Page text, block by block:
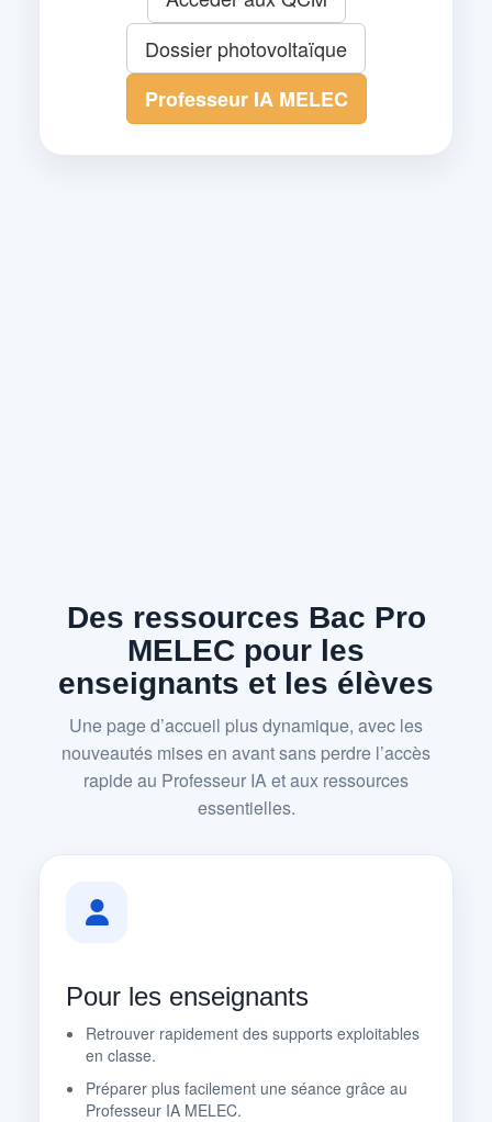
Dossier photovoltaïque
Professeur IA MELEC
Des ressources Bac Pro
MELEC pour les
enseignants et les élèves
Une page d’accueil plus dynamique, avec les
nouveautés mises en avant sans perdre l’accès
rapide au Professeur IA et aux ressources
essentielles.
Pour les enseignants
Retrouver rapidement des supports exploitables
en classe.
Préparer plus facilement une séance grâce au
Professeur IA MELEC.